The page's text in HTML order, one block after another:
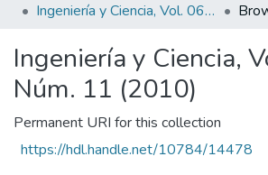
All of DSpace
Ingeniería y Ciencia, Vol. 06, Núm. 11 (2010)
Ingeniería y Ciencia,
Núm. 11 (2010)
Permanent URI for this collection
https://hdl.handle.net/10784/14478